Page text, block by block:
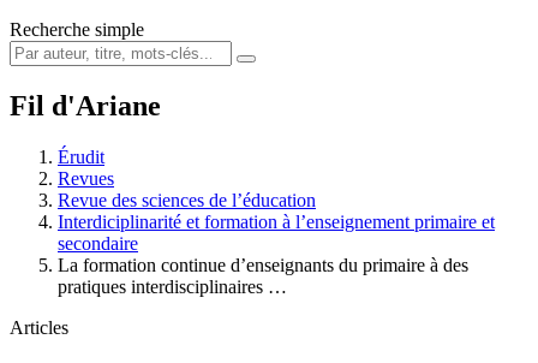
Recherche simple
Fil d'Ariane
Érudit
Revues
Revue des sciences de l’éducation
Interdiciplinarité et formation à l’enseignement primaire et
secondaire
La formation continue d’enseignants du primaire à des
pratiques interdisciplinaires …
Articles